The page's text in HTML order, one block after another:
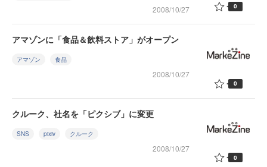
2008/10/27 0
アマゾンに「食品＆飲料ストア」がオープン
アマゾン 食品
2008/10/27
0
クルーク、社名を「ピクシブ」に変更
SNS pixiv クルーク
2008/10/27
0